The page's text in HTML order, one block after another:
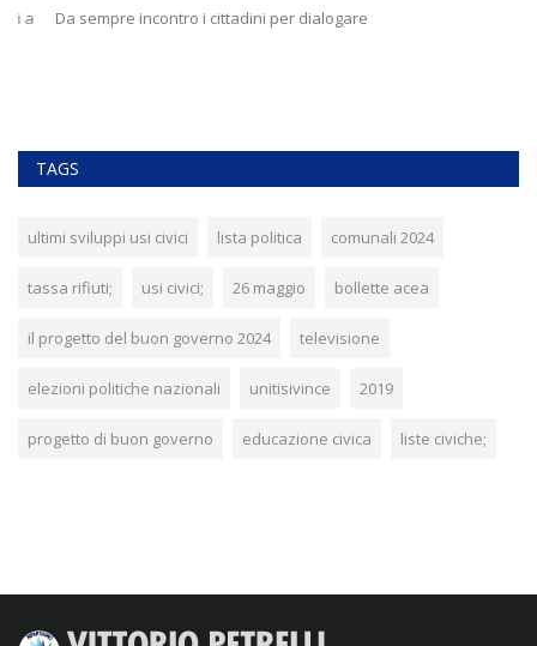
Da sempre incontro i cittadini per dialogare
TAGS
ultimi sviluppi usi civici lista politica comunali 2024
tassa rifiuti; usi civici; 26 maggio bollette acea
il progetto del buon governo 2024 televisione
elezioni politiche nazionali unitisivince 2019
progetto di buon governo educazione civica liste civiche;